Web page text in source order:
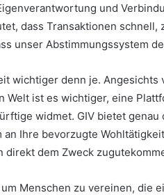
und
dass Transaktionen
unser Abstimmungssystem
wichtiger denn je. Angesichts
Welt ist es wichtiger, eine
widmet. GIV bietet genau
Ihre bevorzugte
direkt dem Zweck
Menschen zu vereinen, die